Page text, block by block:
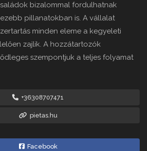
bizalommal fordulhatnak
pillanatokban is. A vállalat
minden eleme a kegyeleti
zajlik. A hozzátartozók
szempontjuk a teljes folyamat
+36308707471
pietas.hu
Facebook